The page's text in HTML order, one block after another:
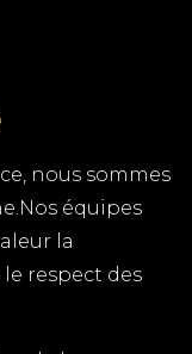
gratuit !
la couverture
Nous
prix sur
vos travaux
nous sommes
équipes
la
respect des